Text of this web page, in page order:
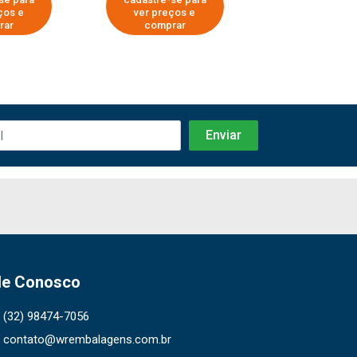
e
ver preços e
comprar
Conosco
(32) 98474-7056
contato@wrembalagens.com.br